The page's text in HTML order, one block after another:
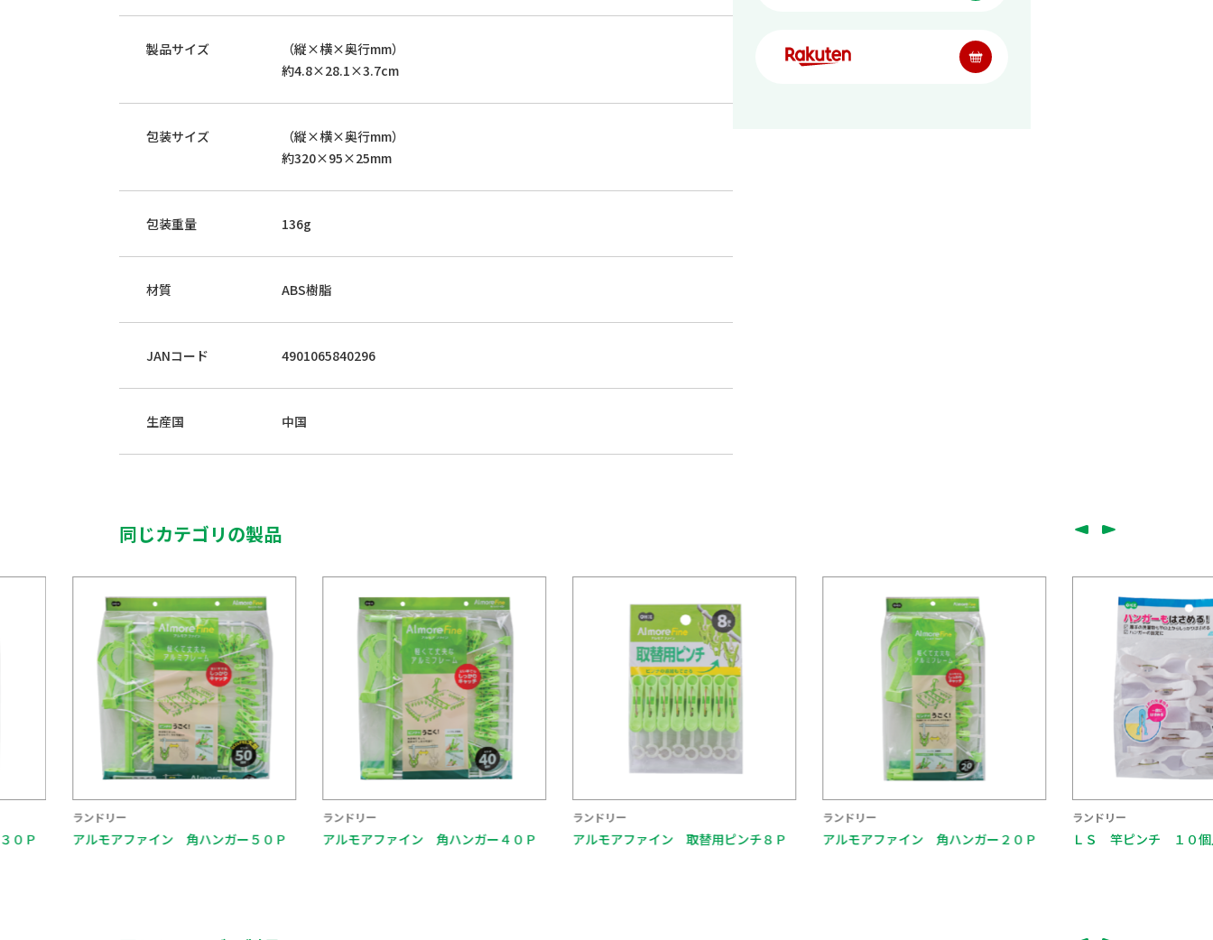
製品サイズ
（縦×横×奥行mm）
約4.8×28.1×3.7cm
包装サイズ
（縦×横×奥行mm）
約320×95×25mm
包装重量 136g
材質 ABS樹脂
JANコード 4901065840296
生産国 中国
同じカテゴリの製品
ルモアファイン 角ハンガー５０Ｐ アルモアファイン 角ハンガー４０Ｐ アルモアファイン 取替用ピンチ８Ｐ アルモアファイン 角ハンガー２０Ｐ ＬＳ 竿ピンチ １０個入 ホワイト